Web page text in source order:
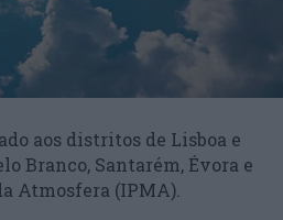
aos distritos de Lisboa e
Branco, Santarém, Évora e
Atmosfera (IPMA).